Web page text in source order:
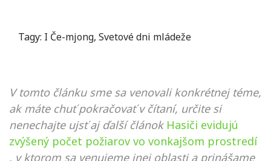
Tagy: I Če-mjong, Svetové dni mládeže
V tomto článku sme sa venovali konkrétnej téme,
ak máte chuť pokračovať v čítaní, určite si
nenechajte ujsť aj ďalší článok Hasiči evidujú
zvýšený počet požiarov vo vonkajšom prostredí
, v ktorom sa venujeme inej oblasti a prinášame